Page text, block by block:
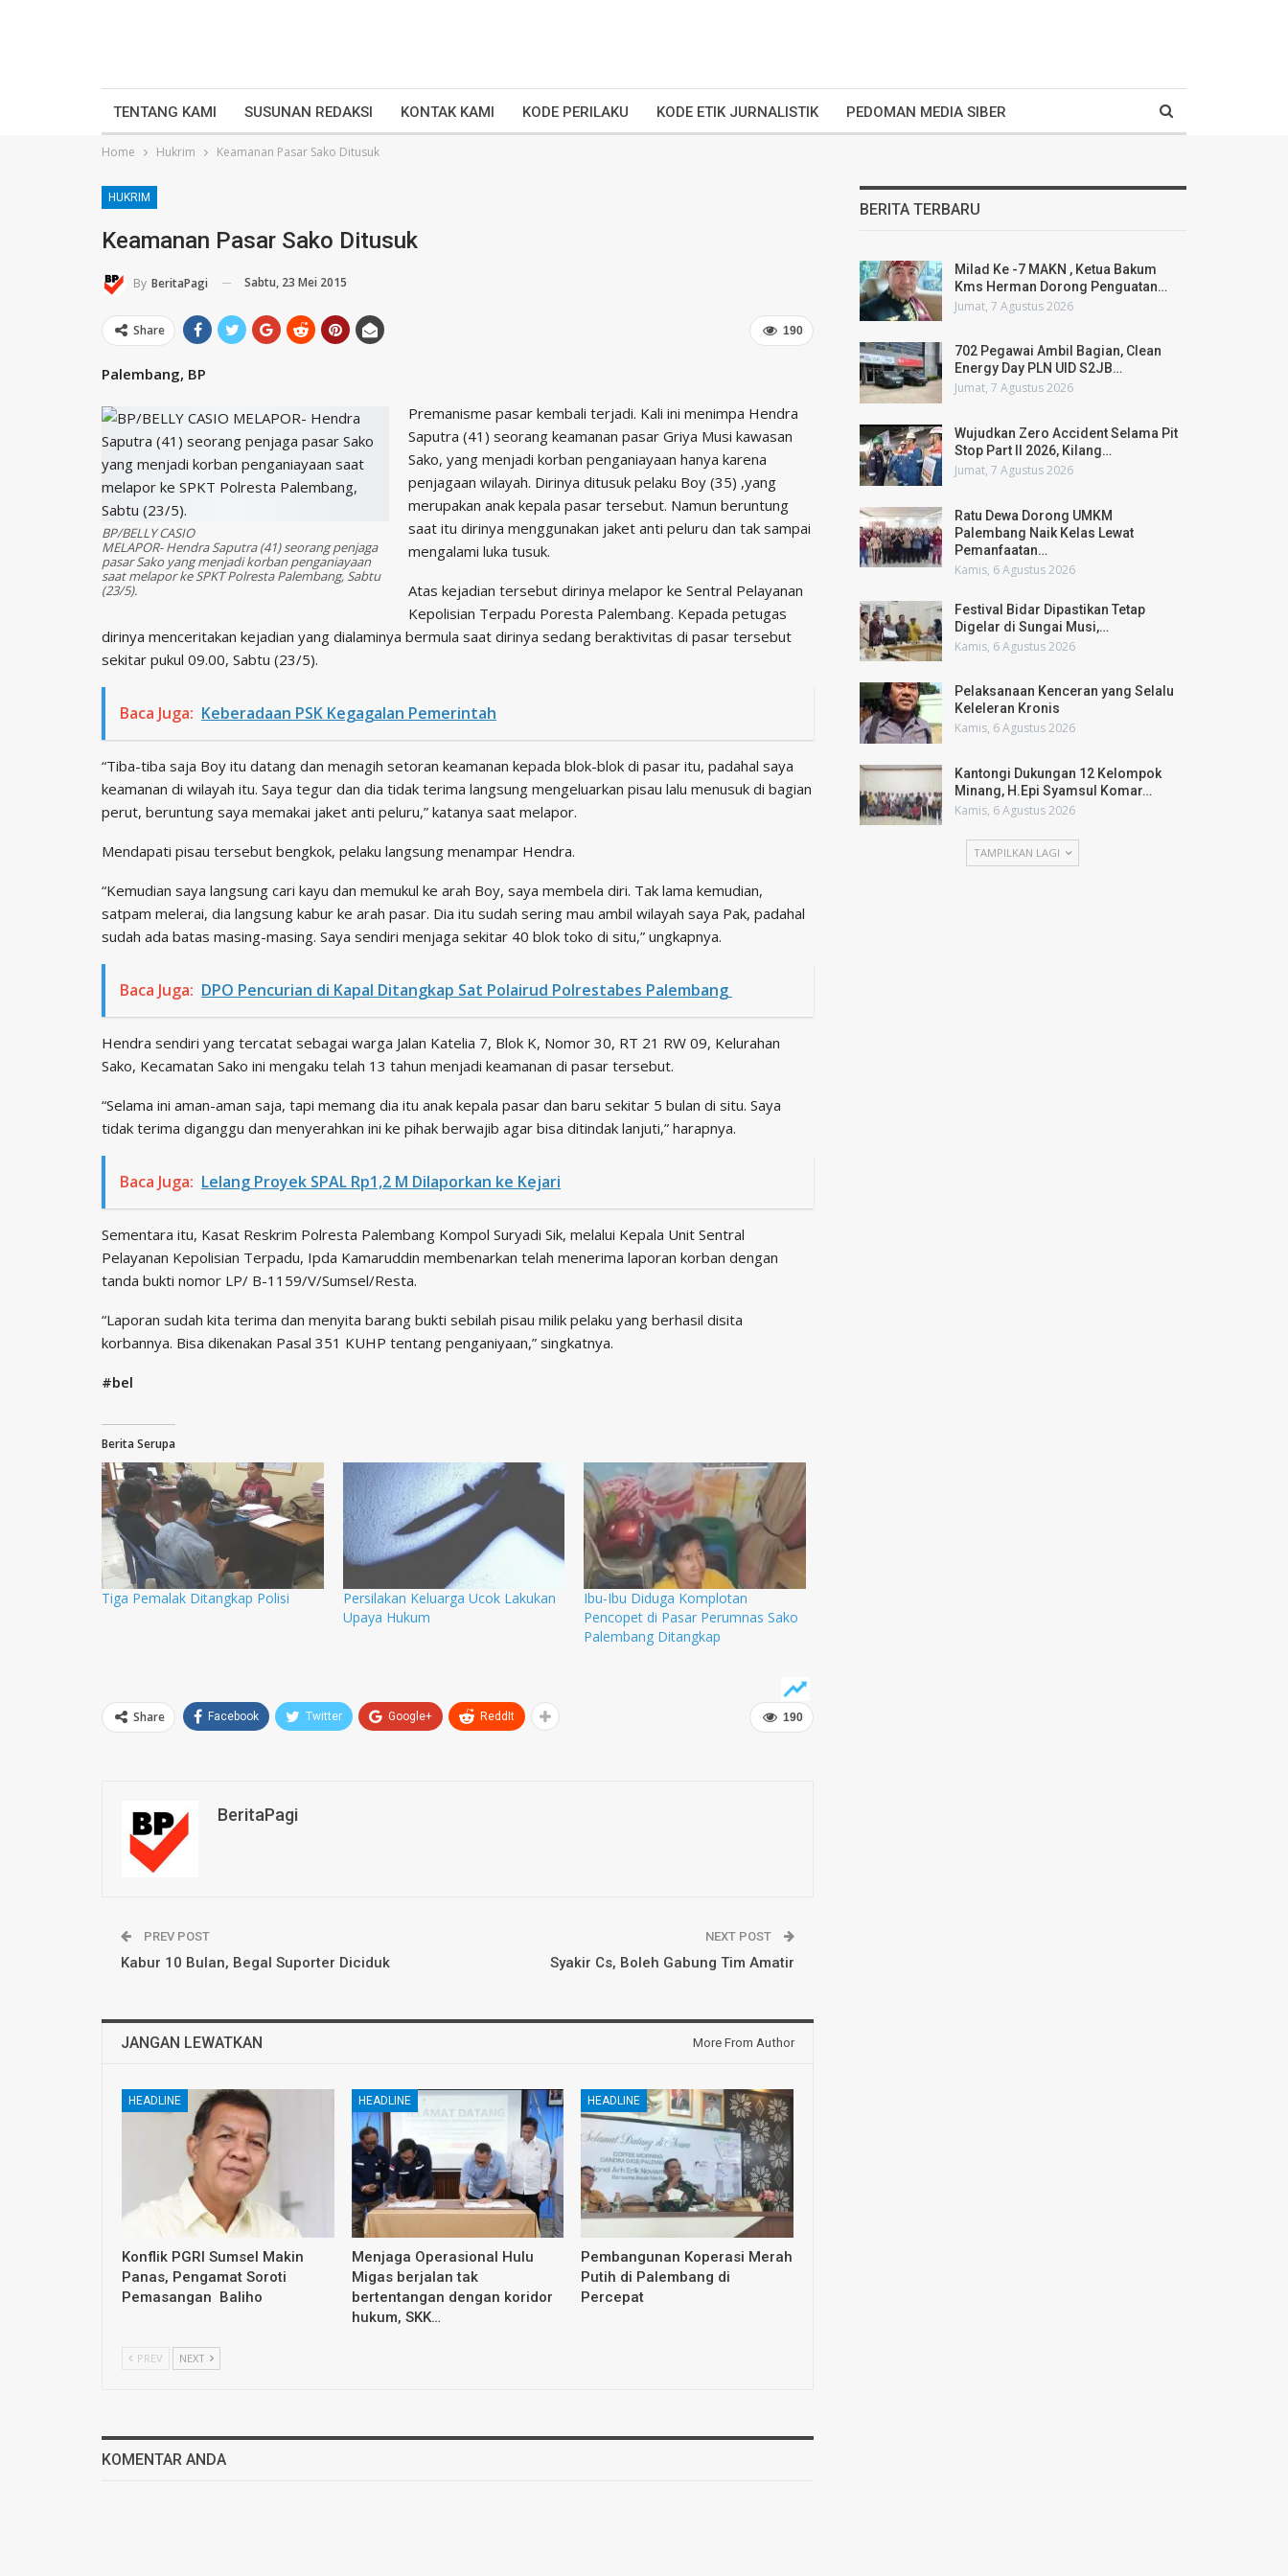
TENTANG KAMI SUSUNAN REDAKSI KONTAK KAMI KODE PERILAKU KODE ETIK JURNALISTIK PEDOMAN MEDIA SIBER
Home Hukrim Keamanan Pasar Sako Ditusuk
HUKRIM
Keamanan Pasar Sako Ditusuk
By BeritaPagi Sabtu, 23 Mei 2015
190
Share
Palembang, BP
BP/BELLY CASIO
MELAPOR- Hendra Saputra (41) seorang penjaga
pasar Sako yang menjadi korban penganiayaan
saat melapor ke SPKT Polresta Palembang, Sabtu
(23/5).
Premanisme pasar kembali terjadi. Kali ini menimpa Hendra
Saputra (41) seorang keamanan pasar Griya Musi kawasan
Sako, yang menjadi korban penganiayaan hanya karena
penjagaan wilayah. Dirinya ditusuk pelaku Boy (35) ,yang
merupakan anak kepala pasar tersebut. Namun beruntung
saat itu dirinya menggunakan jaket anti peluru dan tak sampai
mengalami luka tusuk.
Atas kejadian tersebut dirinya melapor ke Sentral Pelayanan
Kepolisian Terpadu Poresta Palembang. Kepada petugas
dirinya menceritakan kejadian yang dialaminya bermula saat dirinya sedang beraktivitas di pasar tersebut
sekitar pukul 09.00, Sabtu (23/5).
Baca Juga: Keberadaan PSK Kegagalan Pemerintah
“Tiba-tiba saja Boy itu datang dan menagih setoran keamanan kepada blok-blok di pasar itu, padahal saya
keamanan di wilayah itu. Saya tegur dan dia tidak terima langsung mengeluarkan pisau lalu menusuk di bagian
perut, beruntung saya memakai jaket anti peluru,” katanya saat melapor.
Mendapati pisau tersebut bengkok, pelaku langsung menampar Hendra.
“Kemudian saya langsung cari kayu dan memukul ke arah Boy, saya membela diri. Tak lama kemudian,
satpam melerai, dia langsung kabur ke arah pasar. Dia itu sudah sering mau ambil wilayah saya Pak, padahal
sudah ada batas masing-masing. Saya sendiri menjaga sekitar 40 blok toko di situ,” ungkapnya.
Baca Juga: DPO Pencurian di Kapal Ditangkap Sat Polairud Polrestabes Palembang
Hendra sendiri yang tercatat sebagai warga Jalan Katelia 7, Blok K, Nomor 30, RT 21 RW 09, Kelurahan
Sako, Kecamatan Sako ini mengaku telah 13 tahun menjadi keamanan di pasar tersebut.
“Selama ini aman-aman saja, tapi memang dia itu anak kepala pasar dan baru sekitar 5 bulan di situ. Saya
tidak terima diganggu dan menyerahkan ini ke pihak berwajib agar bisa ditindak lanjuti,” harapnya.
Baca Juga: Lelang Proyek SPAL Rp1,2 M Dilaporkan ke Kejari
Sementara itu, Kasat Reskrim Polresta Palembang Kompol Suryadi Sik, melalui Kepala Unit Sentral
Pelayanan Kepolisian Terpadu, Ipda Kamaruddin membenarkan telah menerima laporan korban dengan
tanda bukti nomor LP/ B-1159/V/Sumsel/Resta.
“Laporan sudah kita terima dan menyita barang bukti sebilah pisau milik pelaku yang berhasil disita
korbannya. Bisa dikenakan Pasal 351 KUHP tentang penganiyaan,” singkatnya.
#bel
Berita Serupa
Tiga Pemalak Ditangkap Polisi
Persilakan Keluarga Ucok Lakukan
Upaya Hukum
Ibu-Ibu Diduga Komplotan
Pencopet di Pasar Perumnas Sako
Palembang Ditangkap
190
Share Facebook Twitter Google+ ReddIt
BeritaPagi
PREV POST
Kabur 10 Bulan, Begal Suporter Diciduk
NEXT POST
Syakir Cs, Boleh Gabung Tim Amatir
JANGAN LEWATKAN More From Author
HEADLINE
Konflik PGRI Sumsel Makin
Panas, Pengamat Soroti
Pemasangan Baliho
HEADLINE
Menjaga Operasional Hulu
Migas berjalan tak
bertentangan dengan koridor
hukum, SKK…
HEADLINE
Pembangunan Koperasi Merah
Putih di Palembang di
Percepat
PREV NEXT
KOMENTAR ANDA
BERITA TERBARU
Milad Ke -7 MAKN , Ketua Bakum
Kms Herman Dorong Penguatan…
Jumat, 7 Agustus 2026
702 Pegawai Ambil Bagian, Clean
Energy Day PLN UID S2JB…
Jumat, 7 Agustus 2026
Wujudkan Zero Accident Selama Pit
Stop Part II 2026, Kilang…
Jumat, 7 Agustus 2026
Ratu Dewa Dorong UMKM
Palembang Naik Kelas Lewat
Pemanfaatan…
Kamis, 6 Agustus 2026
Festival Bidar Dipastikan Tetap
Digelar di Sungai Musi,…
Kamis, 6 Agustus 2026
Pelaksanaan Kenceran yang Selalu
Keleleran Kronis
Kamis, 6 Agustus 2026
Kantongi Dukungan 12 Kelompok
Minang, H.Epi Syamsul Komar…
Kamis, 6 Agustus 2026
TAMPILKAN LAGI